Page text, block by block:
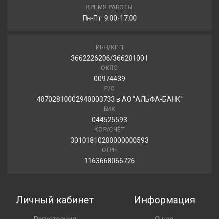
3 390.00 ₽
ВРЕМЯ РАБОТЫ
Пн-Пт: 9:00-17:00
ИНН/КПП
3662226206/366201001
ОКПО
00974439
Р/С
40702810002940003733 в АО "АЛЬФА-БАНК"
БИК
044525593
КОР/СЧЁТ
30101810200000000593
ОГРН
1163668066726
Личный кабинет Информация